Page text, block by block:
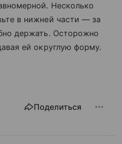
Несколько
в нижней части — за
держать. Осторожно
ей округлую форму.
Поделиться